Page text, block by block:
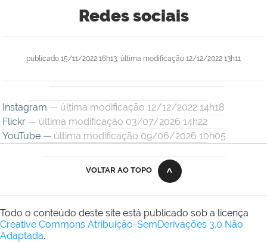
Redes sociais
publicado 15/11/2022 16h13, última modificação 12/12/2022 13h11
Instagram — última modificação 12/12/2022 14h18
Flickr — última modificação 03/07/2026 14h22
YouTube — última modificação 09/06/2026 10h05
VOLTAR AO TOPO
Todo o conteúdo deste site está publicado sob a licença
Creative Commons Atribuição-SemDerivações 3.0 Não
Adaptada.